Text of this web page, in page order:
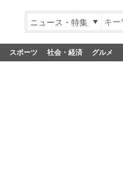
ニュース・特集
スポーツ 社会・経済 グルメ